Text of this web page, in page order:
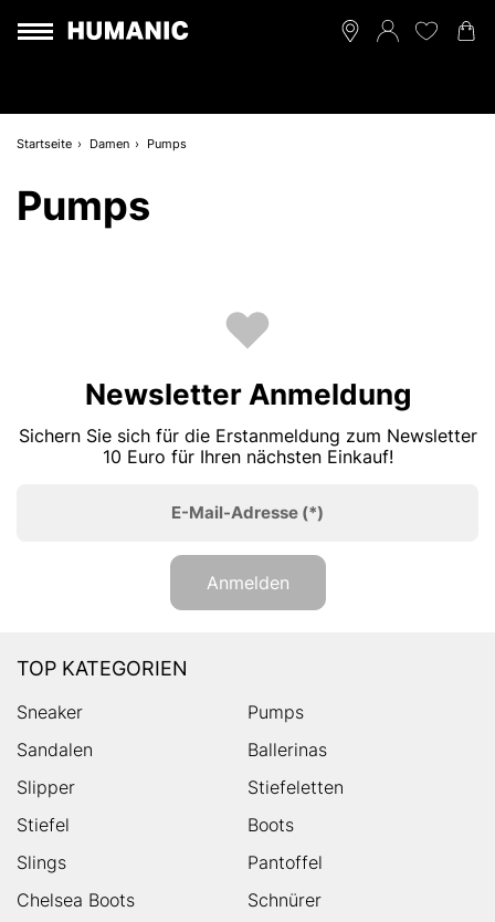
Startseite Damen Pumps
Pumps
Newsletter Anmeldung
Sichern Sie sich für die Erstanmeldung zum Newsletter
10 Euro für Ihren nächsten Einkauf!
E-Mail-Adresse (*)
Anmelden
TOP KATEGORIEN
Sneaker
Pumps
Sandalen
Ballerinas
Slipper
Stiefeletten
Stiefel
Boots
Slings
Pantoffel
Chelsea Boots
Schnürer